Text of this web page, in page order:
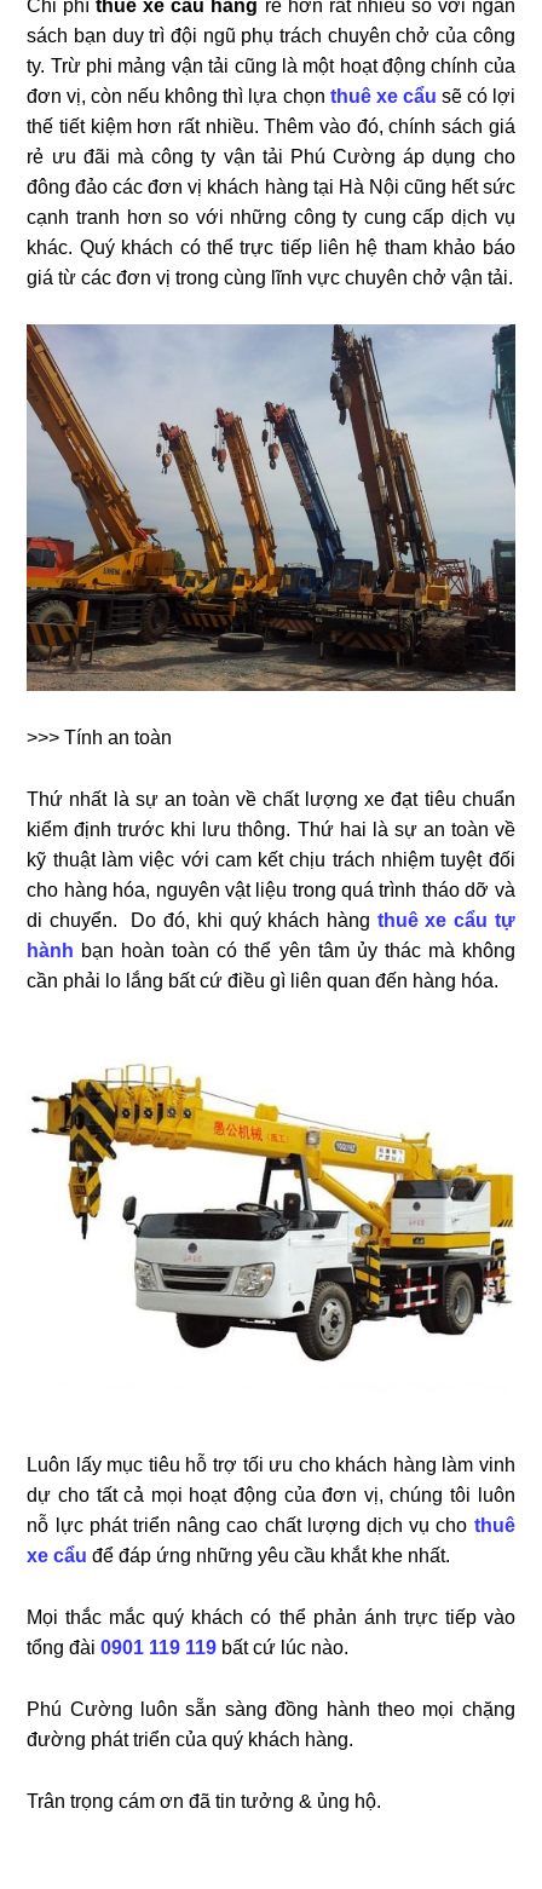
Chi phíthuê xe cẩu hàng rẻ hơn rất nhiều so với ngân
sách bạn duy trì đội ngũ phụ trách chuyên chở của công
ty. Trừ phi mảng vận tải cũng là một hoạt động chính của
đơn vị, còn nếu không thì lựa chọn thuê xe cẩu sẽ có lợi
thế tiết kiệm hơn rất nhiều. Thêm vào đó, chính sách giá
rẻ ưu đãi mà công ty vận tải Phú Cường áp dụng cho
đông đảo các đơn vị khách hàng tại Hà Nội cũng hết sức
cạnh tranh hơn so với những công ty cung cấp dịch vụ
khác. Quý khách có thể trực tiếp liên hệ tham khảo báo
giá từ các đơn vị trong cùng lĩnh vực chuyên chở vận tải.
>>> Tính an toàn
Thứ nhất là sự an toàn về chất lượng xe đạt tiêu chuẩn
kiểm định trước khi lưu thông. Thứ hai là sự an toàn về
kỹ thuật làm việc với cam kết chịu trách nhiệm tuyệt đối
cho hàng hóa, nguyên vật liệu trong quá trình tháo dỡ và
di chuyển. Do đó, khi quý khách hàng thuê xe cẩu tự
hành bạn hoàn toàn có thể yên tâm ủy thác mà không
cần phải lo lắng bất cứ điều gì liên quan đến hàng hóa.
Luôn lấy mục tiêu hỗ trợ tối ưu cho khách hàng làm vinh
dự cho tất cả mọi hoạt động của đơn vị, chúng tôi luôn
nỗ lực phát triển nâng cao chất lượng dịch vụ cho thuê
xe cẩu để đáp ứng những yêu cầu khắt khe nhất.
Mọi thắc mắc quý khách có thể phản ánh trực tiếp vào
tổng đài0901 119 119 bất cứ lúc nào.
Phú Cường luôn sẵn sàng đồng hành theo mọi chặng
đường phát triển của quý khách hàng.
Trân trọng cám ơn đã tin tưởng & ủng hộ.